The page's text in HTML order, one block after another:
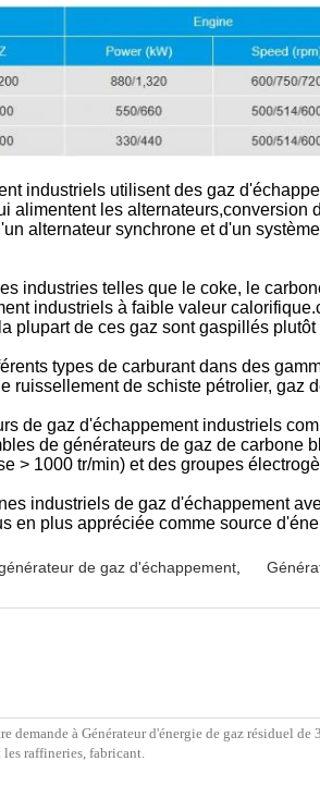
industriels utilisent des gaz
alimentent les
alternateur synchrone et d'un
industries telles que le coke, le
industriels à faible valeur
plupart de ces gaz sont gaspillés
types de carburant dans des
ruissellement de schiste pétrolier,
de gaz d'échappement industriels
de générateurs de gaz de
> 1000 tr/min) et des groupes
industriels de gaz d'échappement
en plus appréciée comme source
de gaz d'échappement